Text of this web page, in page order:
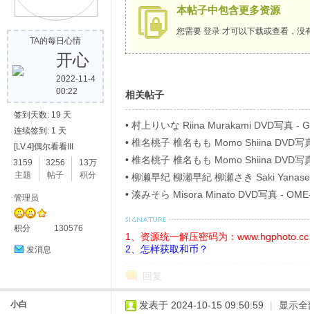
真
TA的每日心情
开心
2022-11-4
00:22
签到天数: 19 天
连续签到: 1 天
[LV.4]偶尔看看III
3159
主题
3256
帖子
13万
积分
管理员
积分 130576
发消息
本帖子中包含更多资源
您需要 登录 才可以下载或查看，没
相关帖子
• 村上りいな Riina Murakami DVD写真 -
• 椎名桃子 椎名もも Momo Shiina DVD
ベル Part4
• 椎名桃子 椎名もも Momo Shiina DVD
ベル Part8
• 柳濑早纪 柳瀬早紀 柳瀬さき Saki
40746 僕の女神さま Blu-ray
• 湊みそら Misora Minato DVD写真 -
1、资源统一解压密码为：www.hgphoto.cc
2、怎样获取和币？
回复
小白 发表于 2024-10-15 09:50:59 | 显示